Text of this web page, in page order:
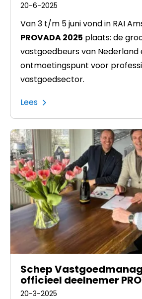
20-6-2025
Van 3 t/m 5 juni vond in RAI
PROVADA 2025 plaats: de
vastgoedbeurs van Nederland
ontmoetingspunt voor
vastgoedsector.
Lees
Schep
officieel deelnemer
20-3-2025